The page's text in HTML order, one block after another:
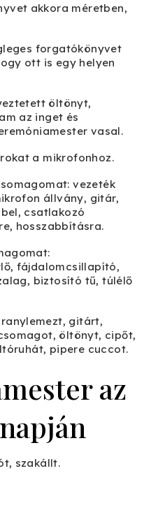
akkora méretben,
forgatókönyvet
ott is egy helyen
öltönyt,
az inget és
vasal.
a mikrofonhoz.
vezeték
állvány, gitár,
csatlakozó
hosszabbításra.
fájdalomcsillapító,
biztosító tű, túlélő
gitárt,
öltönyt, cipőt,
pipere cuccot.
az
szakállt.